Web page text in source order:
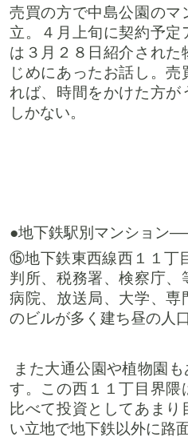
売買の方で中島公園の
立。４月上旬に契約予
は３月２８日紹介され
じめにあったお話し。
れば、時間をかけた方
しかない。
●地下鉄駅別マンション
⑮地下鉄東西線西１１丁
判所、税務署、検察庁
病院、放送局、大学、
のビルが多く建ち昼の
また大通公園や植物園
す。この西１１丁目界
比べて投資としてあま
い立地で地下鉄以外に路